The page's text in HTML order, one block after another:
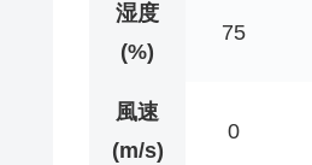
湿度
(%)
75
風速
(m/s)
0